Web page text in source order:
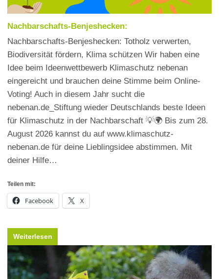
Nachbarschafts-Benjeshecken:
Nachbarschafts-Benjeshecken: Totholz verwerten,
Biodiversität fördern, Klima schützen Wir haben eine
Idee beim Ideenwettbewerb Klimaschutz nebenan
eingereicht und brauchen deine Stimme beim Online-
Voting! Auch in diesem Jahr sucht die
nebenan.de_Stiftung wieder Deutschlands beste Ideen
für Klimaschutz in der Nachbarschaft 💡🌍 Bis zum 28.
August 2026 kannst du auf www.klimaschutz-
nebenan.de für deine Lieblingsidee abstimmen. Mit
deiner Hilfe…
Teilen mit:
Facebook X
Weiterlesen